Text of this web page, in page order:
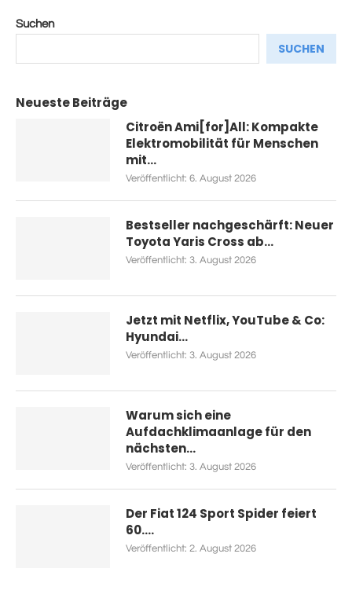
Suchen
SUCHEN
Neueste Beiträge
Citroën Ami[for]All: Kompakte
Elektromobilität für Menschen
mit...
Veröffentlicht: 6. August 2026
Bestseller nachgeschärft: Neuer
Toyota Yaris Cross ab...
Veröffentlicht: 3. August 2026
Jetzt mit Netflix, YouTube & Co:
Hyundai...
Veröffentlicht: 3. August 2026
Warum sich eine
Aufdachklimaanlage für den
nächsten...
Veröffentlicht: 3. August 2026
Der Fiat 124 Sport Spider feiert
60....
Veröffentlicht: 2. August 2026